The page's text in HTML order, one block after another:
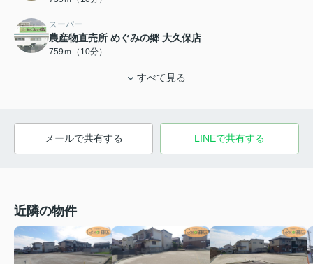
スーパー
農産物直売所 めぐみの郷 大久保店
759ｍ（10分）
すべて見る
メールで共有する LINEで共有する
近隣の物件